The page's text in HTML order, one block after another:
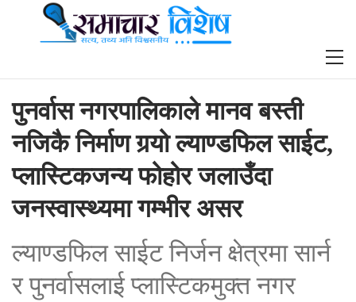
पुनर्वास नगरपालिकाले मानव बस्ती
नजिकै निर्माण गर्‍यो ल्याण्डफिल साईट,
प्लास्टिकजन्य फोहोर जलाउँदा
जनस्वास्थ्यमा गम्भीर असर
ल्याण्डफिल साईट निर्जन क्षेत्रमा सार्न
र पुनर्वासलाई प्लास्टिकमुक्त नगर